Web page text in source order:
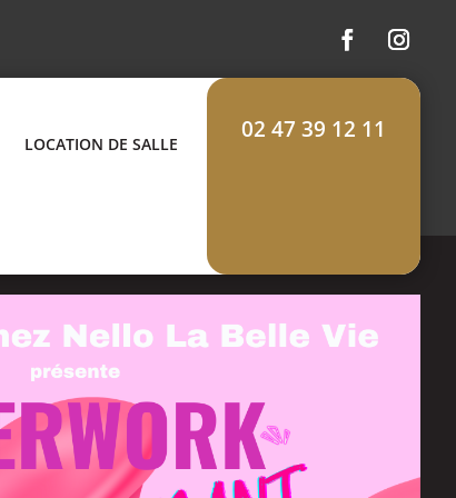
LOCATION DE SALLE 02 47 39 12 11